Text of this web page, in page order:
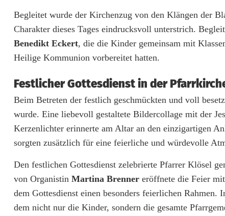
0
K
i
d
r
u
n
d
G
Begleitet wurde der Kirchenzug von den Klängen der
Charakter dieses Tages eindrucksvoll unterstrich.
Benedikt Eckert, die die Kinder gemeinsam mit
Heilige Kommunion vorbereitet hatten.
Festlicher Gottesdienst in der
Beim Betreten der festlich geschmückten und voll
wurde. Eine liebevoll gestaltete Bildercollage mit der
Kerzenlichter erinnerte am Altar an den einzigartigen
sorgten zusätzlich für eine feierliche und würdevolle
Den festlichen Gottesdienst zelebrierte Pfarrer Klösel
von Organistin Martina Brenner eröffnete die Feier
dem Gottesdienst einen besonders feierlichen Rahmen.
dem nicht nur die Kinder, sondern die gesamte